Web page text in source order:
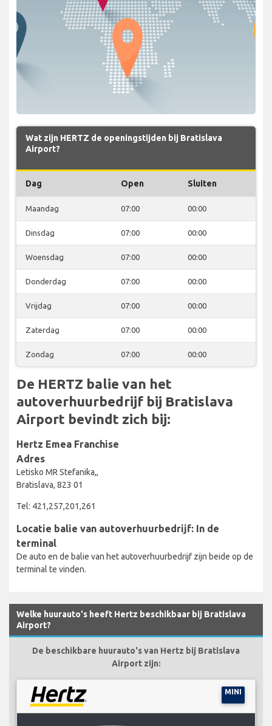
Wat zijn HERTZ de openingstijden bij Bratislava
Airport?
Dag Open Sluiten
Maandag 07:00 00:00
Dinsdag 07:00 00:00
Woensdag 07:00 00:00
Donderdag 07:00 00:00
Vrijdag 07:00 00:00
Zaterdag 07:00 00:00
Zondag 07:00 00:00
De HERTZ balie van het
autoverhuurbedrijf bij Bratislava
Airport bevindt zich bij:
Hertz Emea Franchise
Adres
Letisko MR Stefanika,,
Bratislava, 823 01
Tel: 421,257,201,261
Locatie balie van autoverhuurbedrijf: In de
terminal
De auto en de balie van het autoverhuurbedrijf zijn beide op de
terminal te vinden.
Welke huurauto's heeft Hertz beschikbaar bij Bratislava
Airport?
De beschikbare huurauto's van Hertz bij Bratislava
Airport zijn:
MINI